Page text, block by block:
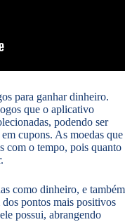
para ganhar dinheiro.
que o aplicativo
podendo ser
cupons. As moedas que
com o tempo, pois quanto
como dinheiro, e também
pontos mais positivos
possui, abrangendo